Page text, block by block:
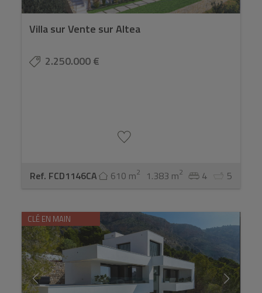
Villa sur Vente sur Altea
2.250.000 €
Ref. FCD1146CA 610 m2 1.383 m2 4 5
CLÉ EN MAIN